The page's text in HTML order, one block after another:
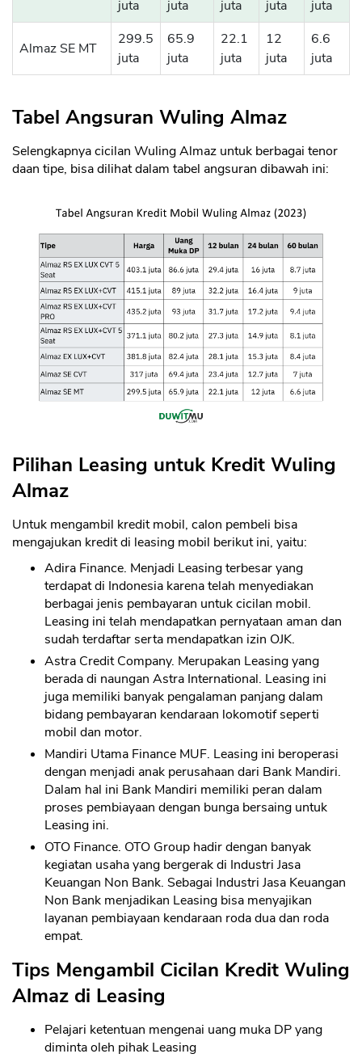
juta juta juta juta juta
Almaz SE MT
299.5
juta
65.9
juta
22.1
juta
12
juta
6.6
juta
Tabel Angsuran Wuling Almaz
Selengkapnya cicilan Wuling Almaz untuk berbagai tenor
daan tipe, bisa dilihat dalam tabel angsuran dibawah ini:
Pilihan Leasing untuk Kredit Wuling
Almaz
Untuk mengambil kredit mobil, calon pembeli bisa
mengajukan kredit di leasing mobil berikut ini, yaitu:
Adira Finance. Menjadi Leasing terbesar yang
terdapat di Indonesia karena telah menyediakan
berbagai jenis pembayaran untuk cicilan mobil.
Leasing ini telah mendapatkan pernyataan aman dan
sudah terdaftar serta mendapatkan izin OJK.
Astra Credit Company. Merupakan Leasing yang
berada di naungan Astra International. Leasing ini
juga memiliki banyak pengalaman panjang dalam
bidang pembayaran kendaraan lokomotif seperti
mobil dan motor.
Mandiri Utama Finance MUF. Leasing ini beroperasi
dengan menjadi anak perusahaan dari Bank Mandiri.
Dalam hal ini Bank Mandiri memiliki peran dalam
proses pembiayaan dengan bunga bersaing untuk
Leasing ini.
OTO Finance. OTO Group hadir dengan banyak
kegiatan usaha yang bergerak di Industri Jasa
Keuangan Non Bank. Sebagai Industri Jasa Keuangan
Non Bank menjadikan Leasing bisa menyajikan
layanan pembiayaan kendaraan roda dua dan roda
empat.
Tips Mengambil Cicilan Kredit Wuling
Almaz di Leasing
Pelajari ketentuan mengenai uang muka DP yang
diminta oleh pihak Leasing
OK
CANCEL